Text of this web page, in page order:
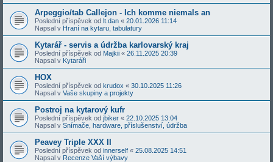
Arpeggio/tab Callejon - Ich komme niemals an
Poslední příspěvek od lt.dan « 20.01.2026 11:14
Napsal v Hraní na kytaru, tabulatury
Kytarář - servis a údržba karlovarský kraj
Poslední příspěvek od Majkii « 26.11.2025 20:39
Napsal v Kytaráři
HOX
Poslední příspěvek od krudox « 30.10.2025 11:26
Napsal v Vaše skupiny a projekty
Postroj na kytarový kufr
Poslední příspěvek od jbiker « 22.10.2025 13:04
Napsal v Snímače, hardware, příslušenství, údržba
Peavey Triple XXX II
Poslední příspěvek od innerself « 25.08.2025 14:51
Napsal v Recenze Vaší výbavy